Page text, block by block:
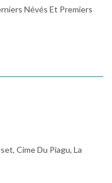
Névés Et Premiers
Cime Du Piagu, La